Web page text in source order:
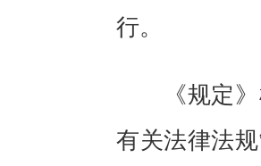
行。
《规定》
有关法律法